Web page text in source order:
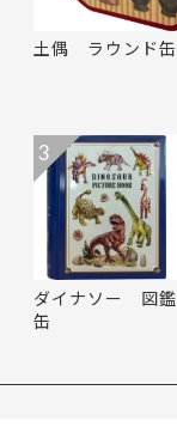
土偶 ラウンド缶
ダイナソー 図鑑
缶
3